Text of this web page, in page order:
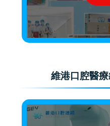
維港口腔醫